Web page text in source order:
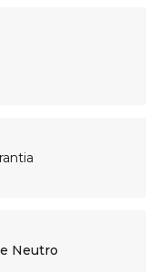
Neutro